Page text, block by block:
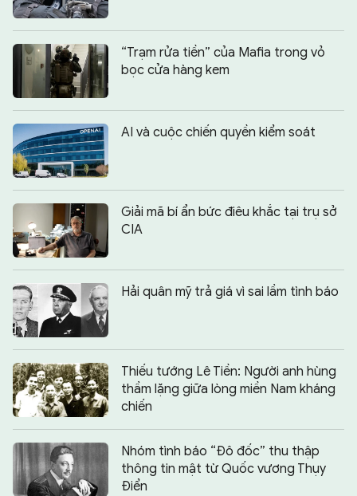
“Trạm rửa tiền” của Mafia trong vỏ
bọc cửa hàng kem
AI và cuộc chiến quyền kiểm soát
Giải mã bí ẩn bức điêu khắc tại trụ sở
CIA
Hải quân mỹ trả giá vì sai lầm tình báo
Thiếu tướng Lê Tiền: Người anh hùng
thầm lặng giữa lòng miền Nam kháng
chiến
Nhóm tình báo “Đô đốc” thu thập
thông tin mật từ Quốc vương Thụy
Điển